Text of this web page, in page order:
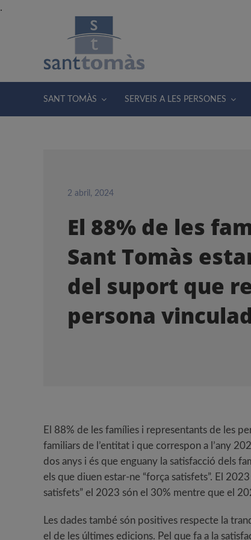
.
SANT TOMÀS SERVEIS A LES PERSONES
2 abril, 2024
El 88% de les
Sant Tomàs
del suport que
persona
El 88% de les famílies i representants de les
familiars de l’entitat i que correspon a l’any
dos anys i és que enguany la satisfacció dels
els que diuen estar-ne “força satisfets”. El
satisfets” el 2023 són el 30% mentre que el
Les dades també són positives respecte la
el de les últimes edicions. Pel que fa a la